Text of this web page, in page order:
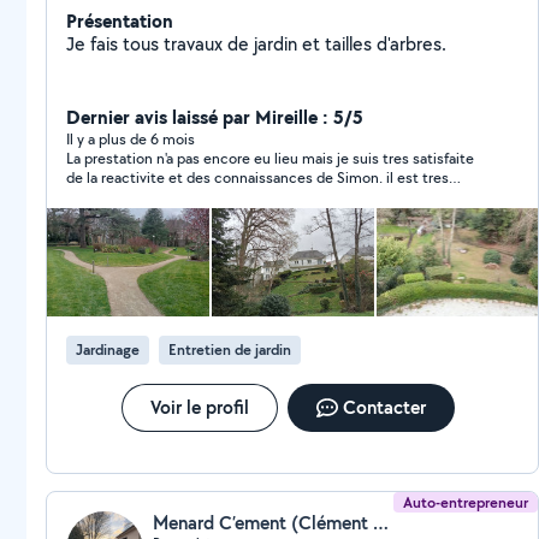
Présentation
Je fais tous travaux de jardin et tailles d'arbres.
Dernier avis laissé par Mireille : 5/5
Il y a plus de 6 mois
La prestation n'a pas encore eu lieu mais je suis tres satisfaite
de la reactivite et des connaissances de Simon. il est tres
resultat.
Jardinage Entretien de jardin
Voir le profil Contacter
Auto-entrepreneur
Menard C’ement (Clément Ménard)